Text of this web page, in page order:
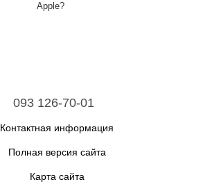
Apple?
093 126-70-01
Контактная информация
Полная версия сайта
Карта сайта